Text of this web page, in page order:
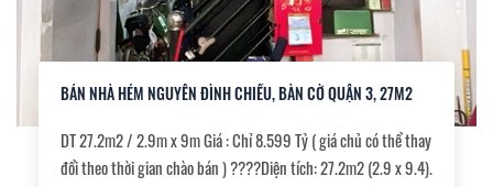
BÁN NHÀ HẺM NGUYỄN ĐÌNH CHIỂU, BÀN CỜ QUẬN 3, 27M2
DT 27.2m2 / 2.9m x 9m Giá : Chỉ 8.599 Tỷ ( giá chủ có thể thay
đổi theo thời gian chào bán ) ????Diện tích: 27.2m2 (2.9 x 9.4).